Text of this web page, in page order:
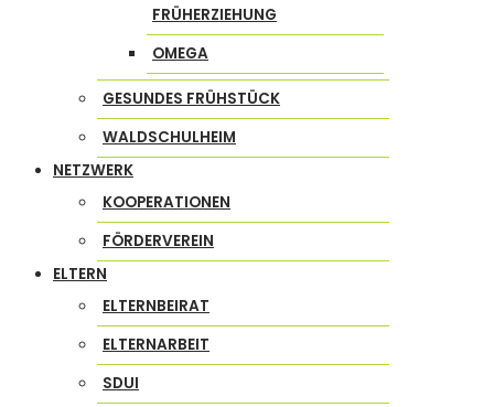
FRÜHERZIEHUNG
OMEGA
GESUNDES FRÜHSTÜCK
WALDSCHULHEIM
NETZWERK
KOOPERATIONEN
FÖRDERVEREIN
ELTERN
ELTERNBEIRAT
ELTERNARBEIT
SDUI